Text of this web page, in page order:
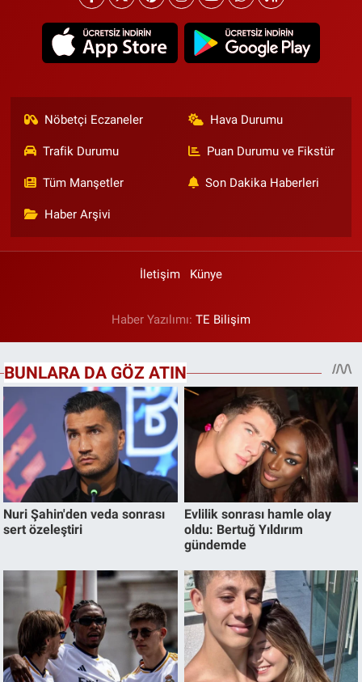
Nöbetçi Eczaneler Hava Durumu
Trafik Durumu Puan Durumu ve Fikstür
Tüm Manşetler Son Dakika Haberleri
Haber Arşivi
İletişim Künye
Haber Yazılımı: TE Bilişim